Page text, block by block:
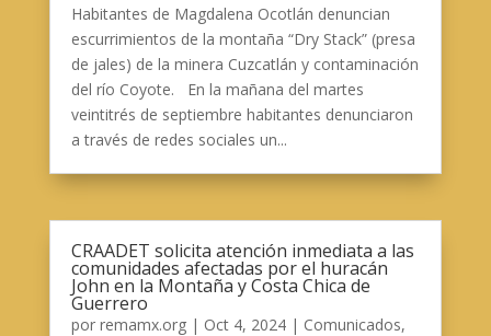
Habitantes de Magdalena Ocotlán denuncian
escurrimientos de la montaña “Dry Stack” (presa
de jales) de la minera Cuzcatlán y contaminación
del río Coyote. En la mañana del martes
veintitrés de septiembre habitantes denunciaron
a través de redes sociales un...
CRAADET solicita atención inmediata a las
comunidades afectadas por el huracán
John en la Montaña y Costa Chica de
Guerrero
por remamx.org| Oct 4, 2024| Comunicados,